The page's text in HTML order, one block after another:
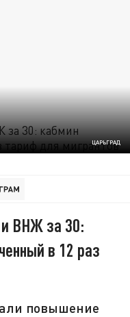
ЦАРЬГРАД
и ВНЖ за 30:
в 12 раз
повышение